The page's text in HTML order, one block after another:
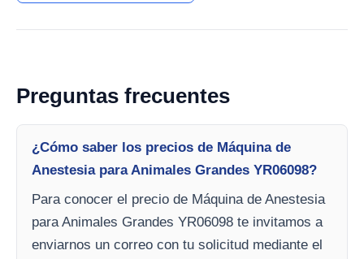
Preguntas frecuentes
¿Cómo saber los precios de Máquina de
Anestesia para Animales Grandes YR06098?
Para conocer el precio de Máquina de Anestesia
para Animales Grandes YR06098 te invitamos a
enviarnos un correo con tu solicitud mediante el